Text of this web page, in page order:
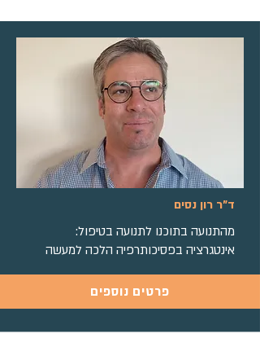
ד"ר רון נסים
מהתנועה בתוכנו לתנועה בטיפול:
אינטגרציה בפסיכותרפיה הלכה למעשה
פרטים נוספים